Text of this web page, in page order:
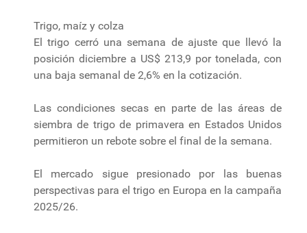
Trigo, maíz y colza
El trigo cerró una semana de ajuste que llevó la
posición diciembre a US$ 213,9 por tonelada, con
una baja semanal de 2,6% en la cotización.
Las condiciones secas en parte de las áreas de
siembra de trigo de primavera en Estados Unidos
permitieron un rebote sobre el final de la semana.
El mercado sigue presionado por las buenas
perspectivas para el trigo en Europa en la campaña
2025/26.